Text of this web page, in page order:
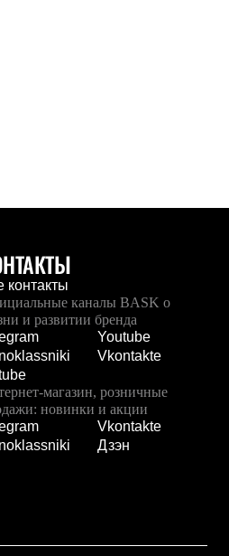
контакты
каналы BASK о
и развитии бренда
Youtube
Vkontakte
магазин, розничные
новинки и акции
Vkontakte
Дзэн